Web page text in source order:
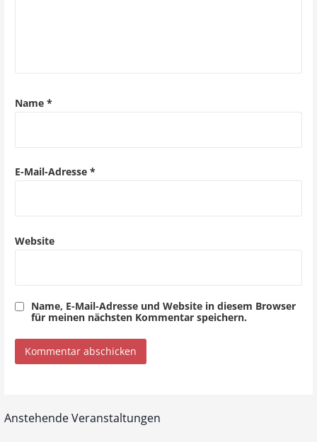
Name *
E-Mail-Adresse *
Website
Name, E-Mail-Adresse und Website in diesem Browser
für meinen nächsten Kommentar speichern.
Anstehende Veranstaltungen